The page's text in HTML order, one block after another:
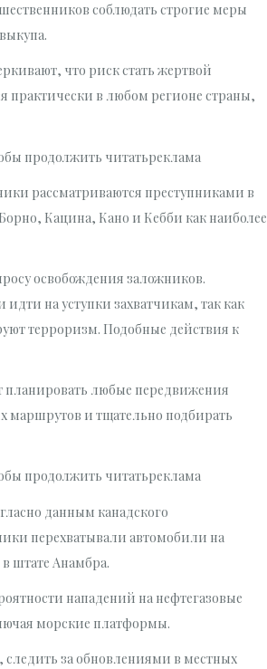
соблюдать строгие меры
что риск стать жертвой
практически в любом регионе страны,
продолжить читатьреклама
рассматриваются преступниками в
Кацина, Кано и Кебби как наиболее
освобождения заложников.
на уступки захватчикам, так как
терроризм. Подобные действия к
планировать любые передвижения
маршрутов и тщательно подбирать
продолжить читатьреклама
данным канадского
перехватывали автомобили на
штате Анамбра.
нападений на нефтегазовые
морские платформы.
за обновлениями в местных